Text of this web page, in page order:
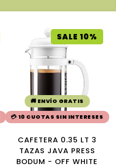
SALE 10%
🚚 ENVÍO GRATIS
💳 10 CUOTAS SIN INTERESES
CAFETERA 0.35 LT 3
TAZAS JAVA PRESS
BODUM - OFF WHITE